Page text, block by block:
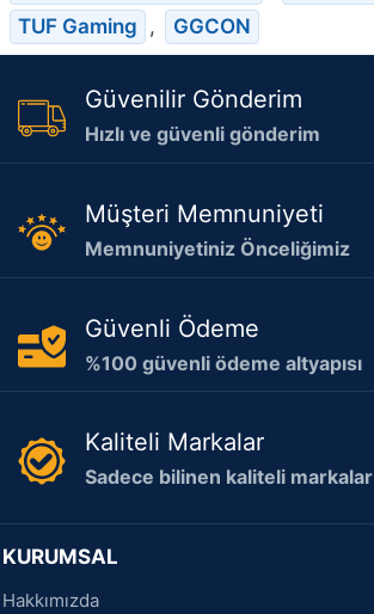
TUF Gaming
, GGCON
Güvenilir Gönderim
Hızlı ve güvenli gönderim
Müşteri Memnuniyeti
Memnuniyetiniz Önceliğimiz
Güvenli Ödeme
%100 güvenli ödeme altyapısı
Kaliteli Markalar
Sadece bilinen kaliteli markalar
KURUMSAL
Hakkımızda